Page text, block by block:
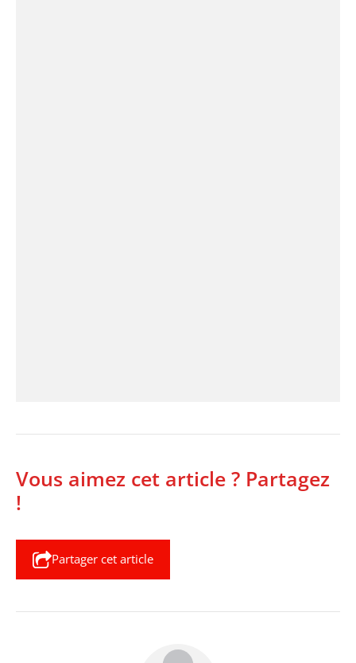
Vous aimez cet article ? Partagez
!
Partager cet article